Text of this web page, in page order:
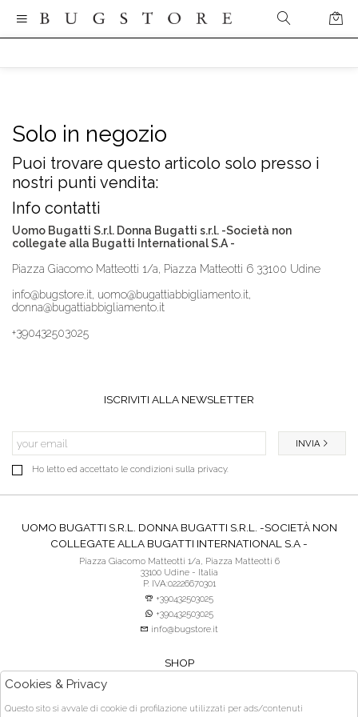
Solo in negozio
Puoi trovare questo articolo solo presso i
nostri punti vendita:
Info contatti
Uomo Bugatti S.r.l. Donna Bugatti s.r.l. -Società non
collegate alla Bugatti International S.A -
Piazza Giacomo Matteotti 1/a, Piazza Matteotti 6 33100 Udine
info@bugstore.it, uomo@bugattiabbigliamento.it,
donna@bugattiabbigliamento.it
+390432503025
ISCRIVITI ALLA NEWSLETTER
Ho letto ed accettato le condizioni sulla privacy.
INVIA
UOMO BUGATTI S.R.L. DONNA BUGATTI S.R.L. -SOCIETÀ NON
COLLEGATE ALLA BUGATTI INTERNATIONAL S.A -
Piazza Giacomo Matteotti 1/a, Piazza Matteotti 6
33100 Udine - Italia
P. IVA:02226670301
+390432503025
+390432503025
info@bugstore.it
SHOP
ACQUISTO SICURO
Cookies & Privacy
Questo sito si avvale di cookie di profilazione utilizzati per ads/contenuti